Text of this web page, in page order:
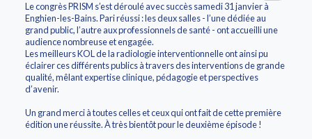
Le congrès PRISM s’est déroulé avec succès samedi 31 janvier à
Enghien-les-Bains. Pari réussi : les deux salles - l’une dédiée au
grand public, l’autre aux professionnels de santé - ont accueilli une
audience nombreuse et engagée.
Les meilleurs KOL de la radiologie interventionnelle ont ainsi pu
éclairer ces différents publics à travers des interventions de grande
qualité, mêlant expertise clinique, pédagogie et perspectives
d’avenir.
Un grand merci à toutes celles et ceux qui ont fait de cette première
édition une réussite. À très bientôt pour le deuxième épisode !